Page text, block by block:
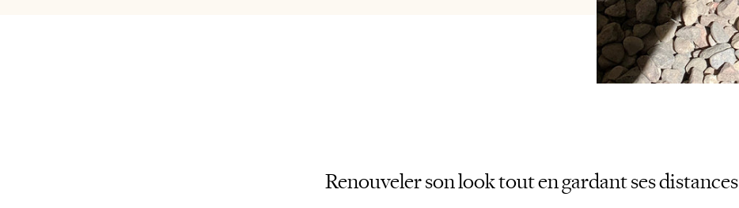
Renouveler son look tout en gardant ses distances